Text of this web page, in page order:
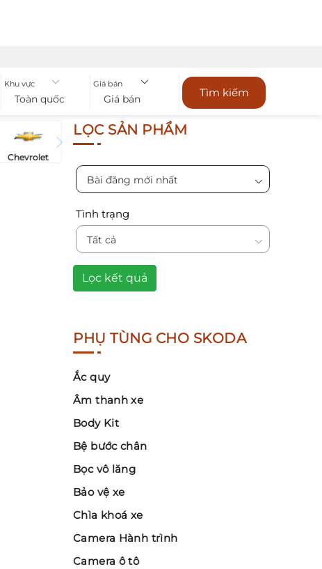
Khu vực
Toàn quốc
Giá bán
Giá bán Tìm kiếm
Chevrolet
LỌC SẢN PHẨM
Bài đăng mới nhất
Tình trạng
Tất cả
Lọc kết quả
PHỤ TÙNG CHO SKODA
Ắc quy
Âm thanh xe
Body Kit
Bệ bước chân
Bọc vô lăng
Bảo vệ xe
Chìa khoá xe
Camera Hành trình
Camera ô tô